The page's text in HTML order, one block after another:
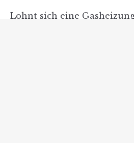
Lohnt sich eine